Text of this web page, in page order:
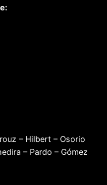
– Hilbert – Osorio
– Pardo – Gómez